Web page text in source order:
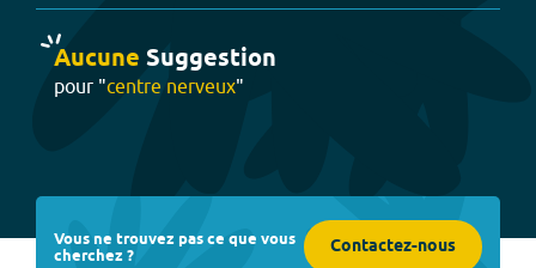
Aucune Suggestion
pour "centre nerveux"
Vous ne trouvez pas ce que vous
cherchez ? Contactez-nous